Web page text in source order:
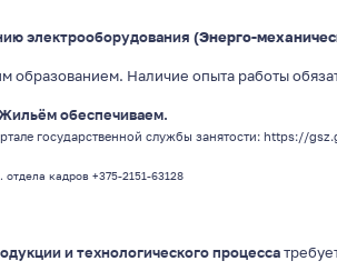
электрооборудования (Энерго-
образованием. Наличие опыта работы
обеспечиваем.
государственной службы занятости: https://
отдела кадров +375-2151-63128
и технологического процесса